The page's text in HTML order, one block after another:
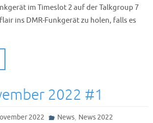
im Timeslot 2 auf der Talkgroup 7
ins DMR-Funkgerät zu holen, falls es
2022 #1
2022 News, News 2022